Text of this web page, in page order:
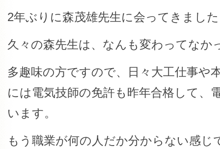
2年ぶりに森茂雄先生に会ってきまし
久々の森先生は、なんも変わってなか
多趣味の方ですので、日々大工仕事や
には電気技師の免許も昨年合格して、
います。
もう職業が何の人だか分からない感じ